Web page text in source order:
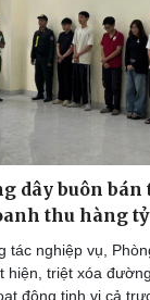
dây buôn bán
thu hàng
tác nghiệp vụ,
hiện, triệt xóa
động tinh vi cả